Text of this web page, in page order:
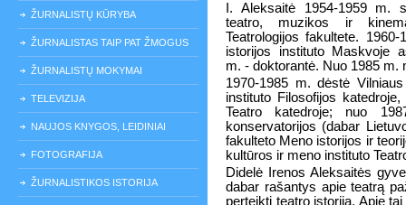
ŽURNALISTŲ KŪRYBA
ŽURNALISTAS TAIP PAT ŽMOGUS
ŽURNALISTŲ MOKYMAI
TELEVIZIJA
NAUJOS KNYGOS, LEIDINIAI
FOTOGRAFIJA
ŽURNALISTIKOS ISTORIJA
I. Aleksaitė 1954-1959 m.
teatro, muzikos ir
Teatrologijos fakultete.
istorijos instituto Maskvoje
m. - doktorantė. Nuo 1985 m.
1970-1985 m. dėstė
instituto Filosofijos
Teatro katedroje; nuo
konservatorijos (dabar
fakulteto Meno istorijos ir
kultūros ir meno instituto
Didelė Irenos Aleksaitės
dabar rašantys apie teatrą
perteikti teatro istoriją. Apie